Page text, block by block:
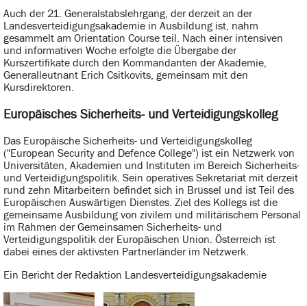
Auch der 21. Generalstabslehrgang, der derzeit an der
Landesverteidigungsakademie in Ausbildung ist, nahm
gesammelt am Orientation Course teil. Nach einer intensiven
und informativen Woche erfolgte die Übergabe der
Kurszertifikate durch den Kommandanten der Akademie,
Generalleutnant Erich Csitkovits, gemeinsam mit den
Kursdirektoren.
Europäisches Sicherheits- und Verteidigungskolleg
Das Europäische Sicherheits- und Verteidigungskolleg
("European Security and Defence College") ist ein Netzwerk von
Universitäten, Akademien und Instituten im Bereich Sicherheits-
und Verteidigungspolitik. Sein operatives Sekretariat mit derzeit
rund zehn Mitarbeitern befindet sich in Brüssel und ist Teil des
Europäischen Auswärtigen Dienstes. Ziel des Kollegs ist die
gemeinsame Ausbildung von zivilem und militärischem Personal
im Rahmen der Gemeinsamen Sicherheits- und
Verteidigungspolitik der Europäischen Union. Österreich ist
dabei eines der aktivsten Partnerländer im Netzwerk.
Ein Bericht der Redaktion Landesverteidigungsakademie